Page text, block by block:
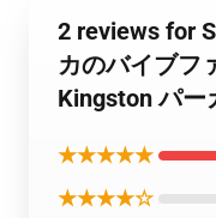
2 reviews for
カのバイブフ
Kingston パー
★★★★★
★★★★☆